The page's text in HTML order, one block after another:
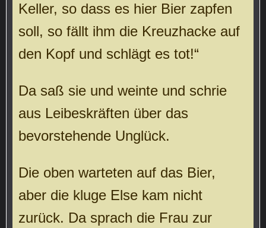
Keller, so dass es hier Bier zapfen
soll, so fällt ihm die Kreuzhacke auf
den Kopf und schlägt es tot!“
Da saß sie und weinte und schrie
aus Leibeskräften über das
bevorstehende Unglück.
Die oben warteten auf das Bier,
aber die kluge Else kam nicht
zurück. Da sprach die Frau zur